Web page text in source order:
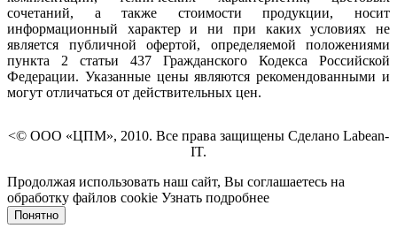
сочетаний, а также стоимости продукции, носит
информационный характер и ни при каких условиях не
является публичной офертой, определяемой положениями
пункта 2 статьи 437 Гражданского Кодекса Российской
Федерации. Указанные цены являются рекомендованными и
могут отличаться от действительных цен.
<© ООО «ЦПМ», 2010. Все права защищены Сделано Labean-
IT.
Продолжая использовать наш сайт, Вы соглашаетесь на
обработку файлов cookie Узнать подробнее
Понятно